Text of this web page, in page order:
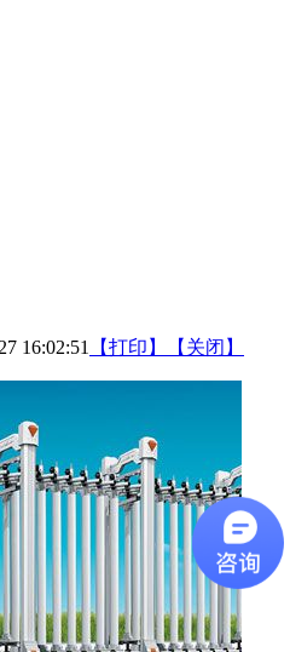
16:02:51 【打印】 【关闭】